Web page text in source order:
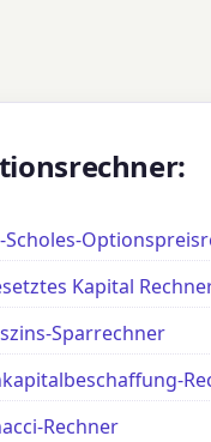
Scholes-
Kapital
Sparrechner
Rechner